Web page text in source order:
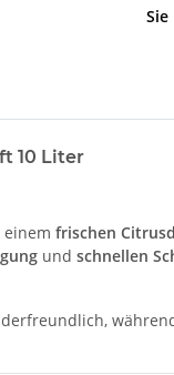
10 Liter
einem frischen
und schnellen